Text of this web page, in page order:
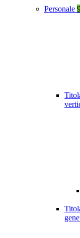
Personale